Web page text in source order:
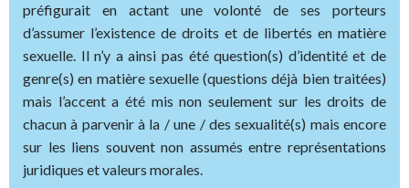
préfigurait en actant une volonté de ses porteurs
d’assumer l’existence de droits et de libertés en matière
sexuelle. Il n’y a ainsi pas été question(s) d’identité et de
genre(s) en matière sexuelle (questions déjà bien traitées)
mais l’accent a été mis non seulement sur les droits de
chacun à parvenir à la / une / des sexualité(s) mais encore
sur les liens souvent non assumés entre représentations
juridiques et valeurs morales.